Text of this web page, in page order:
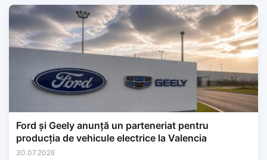
Ford și Geely anunță un parteneriat pentru
producția de vehicule electrice la Valencia
30.07.2026